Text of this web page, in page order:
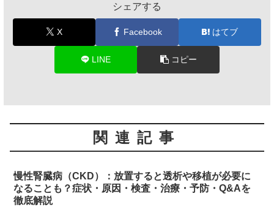
シェアする
X Facebook はてブ
LINE コピー
関連記事
慢性腎臓病（CKD）：放置すると透析や移植が必要に
なることも？症状・原因・検査・治療・予防・Q&Aを
徹底解説